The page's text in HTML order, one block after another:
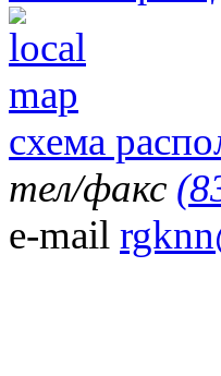
схема
тел/факс
e-mail